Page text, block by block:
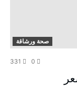
صحة ورشاقة
331